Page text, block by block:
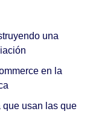
una
en la
que usan las que